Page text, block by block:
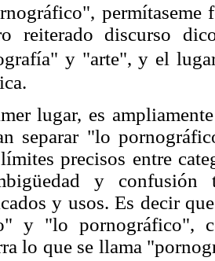
permítaseme
reiterado discurso
y "arte", y el
lugar, es
separar "lo
precisos entre
y confusión
y usos. Es decir
y "lo pornográfico",
lo que se llama